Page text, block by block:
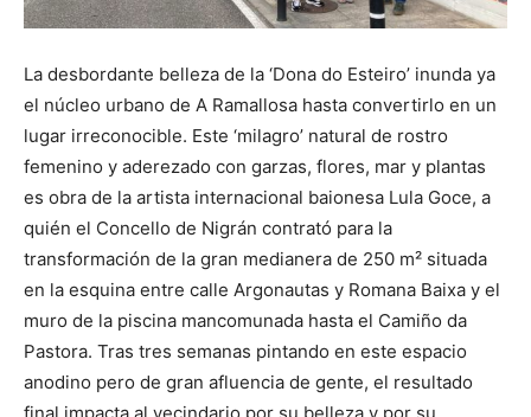
La desbordante belleza de la ‘Dona do Esteiro’ inunda ya
el núcleo urbano de A Ramallosa hasta convertirlo en un
lugar irreconocible. Este ‘milagro’ natural de rostro
femenino y aderezado con garzas, flores, mar y plantas
es obra de la artista internacional baionesa Lula Goce, a
quién el Concello de Nigrán contrató para la
transformación de la gran medianera de 250 m² situada
en la esquina entre calle Argonautas y Romana Baixa y el
muro de la piscina mancomunada hasta el Camiño da
Pastora. Tras tres semanas pintando en este espacio
anodino pero de gran afluencia de gente, el resultado